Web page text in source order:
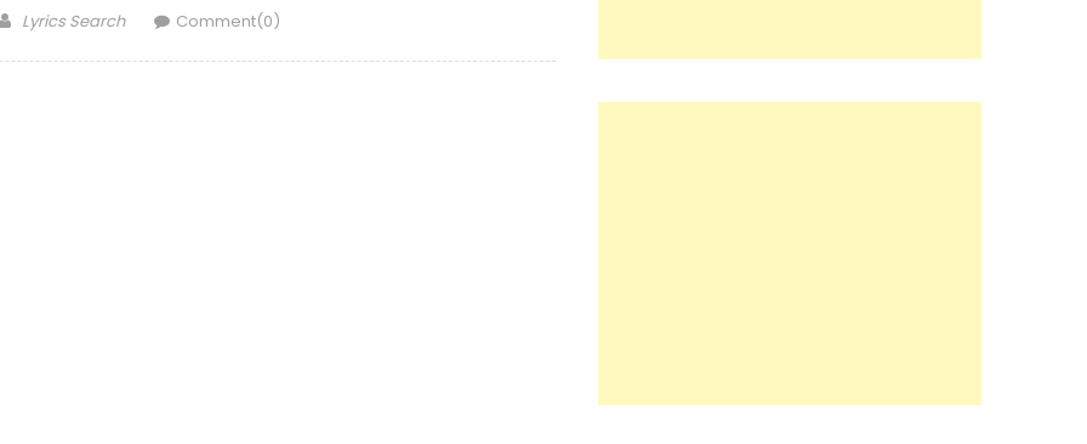
Author
Lyrics Search Comment(0)